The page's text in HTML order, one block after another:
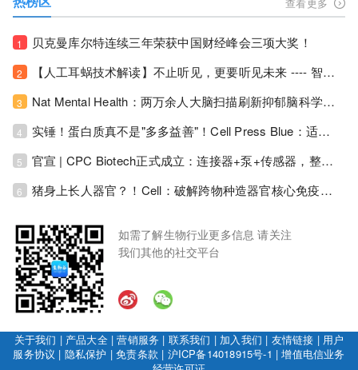
查看更多
1 贝克曼库尔特连续三年荣获中国财经峰会三项大奖！
2 【人工耳蜗技术解读】不止听见，更要听见未来 ---- 智能耳蜗，开启人工耳蜗技术新纪元！
3 Nat Mental Health：两万余人大脑扫描刷新抑郁脑科学认知！抑郁不只是情绪病，视觉、运动脑区同步受损！
4 实锤！蛋白质真不是"多多益善"！Cell Press Blue：适度限蛋白，反而拉长健康寿命！
5 官宣 | CPC Biotech正式成立：连接器+泵+传感器，整合生物制药流体管理解决方案！
6 猪身上长人器官？！Cell：破解跨物种造器官核心免疫关卡！全新异种吞噬机制打通人体器官培育赛道！
如需了解生物行业更多信息 请关注
我们其他的社交平台
关于我们 | 产品大全|营销服务 | 联系我们 | 加入我们 | 友情链接 | 用户
服务协议 | 隐私保护 |免责条款 | 沪ICP备14018915号-1 |增值电信业务